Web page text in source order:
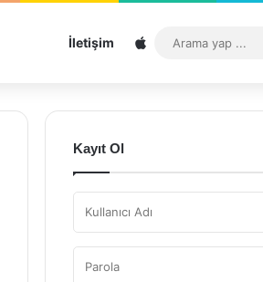
İletişim Sitemap
Kayıt Ol